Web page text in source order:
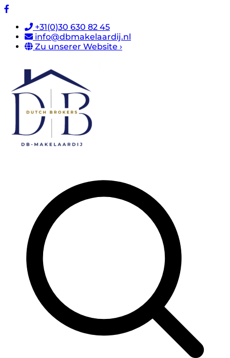
+31(0)30 630 82 45
info@dbmakelaardij.nl
Zu unserer Website ›